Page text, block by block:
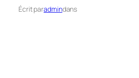
Écrit paradmindans